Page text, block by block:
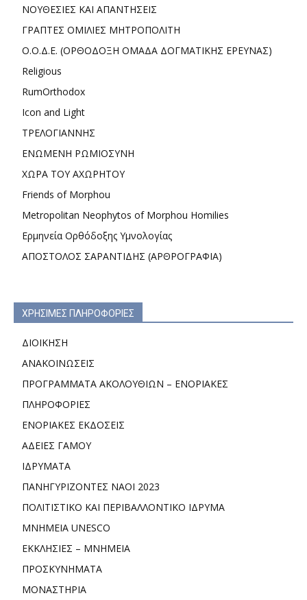
ΝΟΥΘΕΣΙΕΣ ΚΑΙ ΑΠΑΝΤΗΣΕΙΣ
ΓΡΑΠΤΕΣ ΟΜΙΛΙΕΣ ΜΗΤΡΟΠΟΛΙΤΗ
Ο.Ο.Δ.Ε. (ΟΡΘΟΔΟΞΗ ΟΜΑΔΑ ΔΟΓΜΑΤΙΚΗΣ ΕΡΕΥΝΑΣ)
Religious
RumOrthodox
Icon and Light
ΤΡΕΛΟΓΙΑΝΝΗΣ
ΕΝΩΜΕΝΗ ΡΩΜΙΟΣΥΝΗ
ΧΩΡΑ ΤΟΥ ΑΧΩΡΗΤΟΥ
Friends of Morphou
Metropolitan Neophytos of Morphou Homilies
Ερμηνεία Ορθόδοξης Υμνολογίας
ΑΠΟΣΤΟΛΟΣ ΣΑΡΑΝΤΙΔΗΣ (ΑΡΘΡΟΓΡΑΦΙΑ)
ΧΡΗΣΙΜΕΣ ΠΛΗΡΟΦΟΡΙΕΣ
ΔΙΟΙΚΗΣΗ
ΑΝΑΚΟΙΝΩΣΕΙΣ
ΠΡΟΓΡΑΜΜΑΤΑ ΑΚΟΛΟΥΘΙΩΝ – ΕΝΟΡΙΑΚΕΣ
ΠΛΗΡΟΦΟΡΙΕΣ
ΕΝΟΡΙΑΚΕΣ ΕΚΔΟΣΕΙΣ
ΑΔΕΙΕΣ ΓΑΜΟΥ
ΙΔΡΥΜΑΤΑ
ΠΑΝΗΓΥΡΙΖΟΝΤΕΣ ΝΑΟΙ 2023
ΠΟΛΙΤΙΣΤΙΚΟ ΚΑΙ ΠΕΡΙΒΑΛΛΟΝΤΙΚΟ ΙΔΡΥΜΑ
ΜΝΗΜΕΙΑ UNESCO
ΕΚΚΛΗΣΙΕΣ – ΜΝΗΜΕΙΑ
ΠΡΟΣΚΥΝΗΜΑΤΑ
ΜΟΝΑΣΤΗΡΙΑ